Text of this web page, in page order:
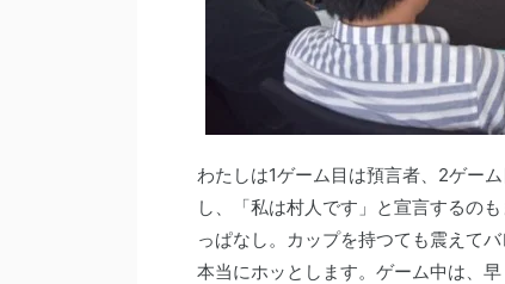
わたしは1ゲーム目は預言者、2ゲー
し、「私は村人です」と宣言するの
っぱなし。カップを持つても震えて
本当にホッとします。ゲーム中は、